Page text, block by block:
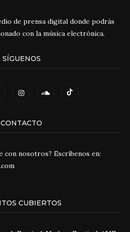
de prensa digital donde podrás
con la música electrónica.
SÍGUENOS
CONTACTO
con nosotros? Escríbenos en:
CUBIERTOS